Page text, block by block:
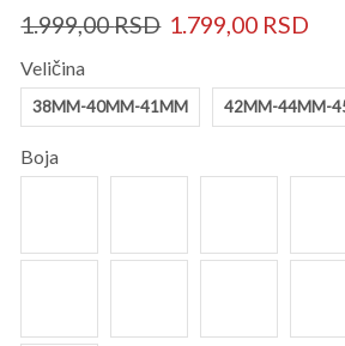
1.999,00RSD 1.799,00 RSD
Veličina
38MM-40MM-41MM 42MM-44MM-
Boja